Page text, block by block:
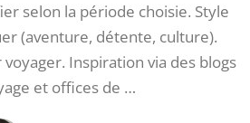
selon la période choisie. Style
(aventure, détente, culture).
voyager. Inspiration via des blogs
et offices de …